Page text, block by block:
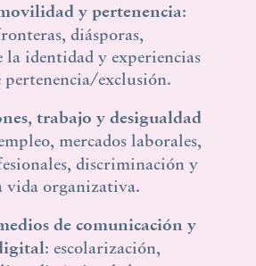
y pertenencia:
diásporas,
la identidad y experiencias
pertenencia/exclusión.
trabajo y desigualdad
mercados laborales,
discriminación y
vida organizativa.
de comunicación y
: escolarización,